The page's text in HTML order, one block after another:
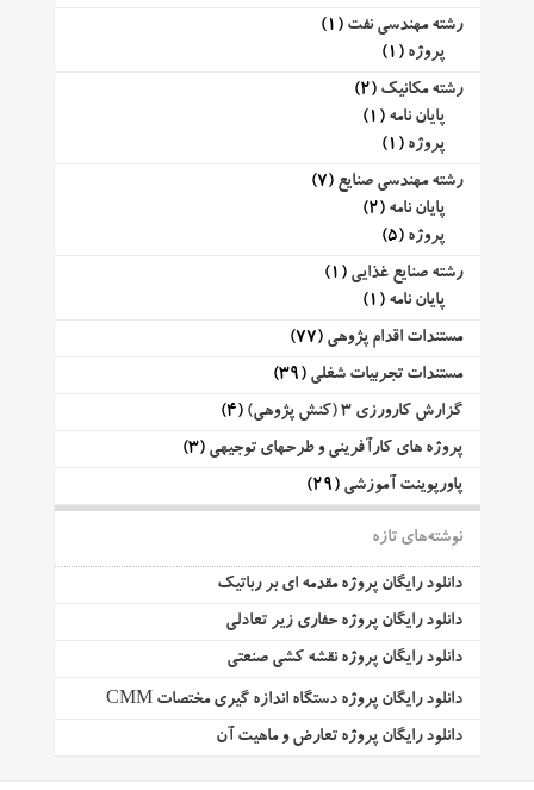
رشته مهندسی نفت (1)
پروژه (1)
رشته مکانیک (2)
پایان نامه (1)
پروژه (1)
رشته مهندسی صنایع (7)
پایان نامه (2)
پروژه (5)
رشته صنایع غذایی (1)
پایان نامه (1)
مستندات اقدام پژوهی (77)
مستندات تجربیات شغلی (39)
گزارش کارورزی 3 (کنش پژوهی)
(4)
پروژه های کارآفرینی و طرحهای توجیهی (3)
پاورپوینت آموزشی (29)
نوشته‌های تازه
دانلود رایگان پروژه مقدمه ای بر رباتیک
دانلود رایگان پروژه حفاری زیر تعادلی
دانلود رایگان پروژه نقشه کشی صنعتی
دانلود رایگان پروژه دستگاه اندازه گیری مختصات CMM
دانلود رایگان پروژه تعارض و ماهیت آن